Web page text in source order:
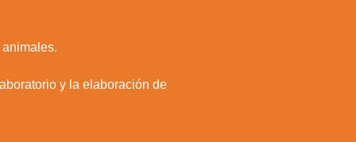
y la elaboración de